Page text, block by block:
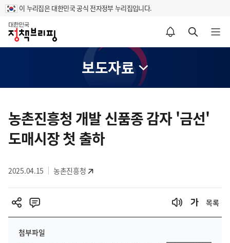
이 누리집은 대한민국 공식 전자정부 누리집입니다.
홈
알림설정 바로가기 검색 바로가기 메뉴 열기
보도자료
텐
츠
영
농촌진흥청 개발 신품종 감자 '금선'
도매시장 첫 출하
2025.04.15 농촌진흥청
목록
첨부파일